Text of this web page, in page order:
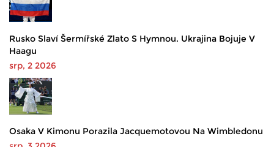
Rusko Slaví Šermířské Zlato S Hymnou. Ukrajina Bojuje V
Haagu
srp, 2 2026
Osaka V Kimonu Porazila Jacquemotovou Na Wimbledonu